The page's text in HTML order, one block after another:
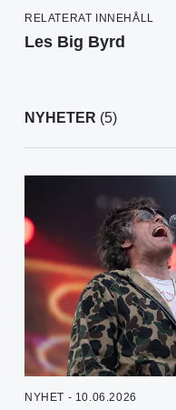
RELATERAT INNEHÅLL
Les Big Byrd
NYHETER (5)
NYHET - 10.06.2026